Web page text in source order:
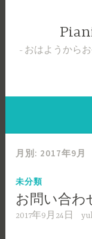
ス
おはようから
月別: 2017年9月
未分類
お問い合わ
2017年9月24日